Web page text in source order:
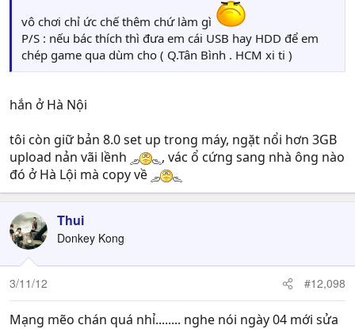
vô chơi chỉ ức chế thêm chứ làm gì
P/S : nếu bác thích thì đưa em cái USB hay HDD để em
chép game qua dùm cho ( Q.Tân Bình . HCM xi ti )
hắn ở Hà Nội
tôi còn giữ bản 8.0 set up trong máy, ngặt nổi hơn 3GB
upload nản vãi lềnh
, vác ổ cứng sang nhà ông nào
đó ở Hà Lội mà copy về
Thui
Donkey Kong
3/11/12 #12,098
Mạng mẽo chán quá nhỉ........ nghe nói ngày 04 mới sửa